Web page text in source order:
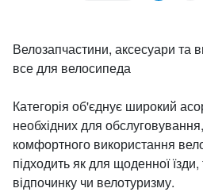
Велозапчастини, аксесуари та
все для велосипеда
Категорія об'єднує широкий
необхідних для
комфортного використання
підходить як для щоденної їзди,
відпочинку чи велотуризму.